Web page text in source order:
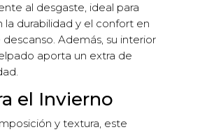
al desgaste, ideal para
la durabilidad y el confort en
descanso. Además, su interior
aporta un extra de
el Invierno
y textura, este